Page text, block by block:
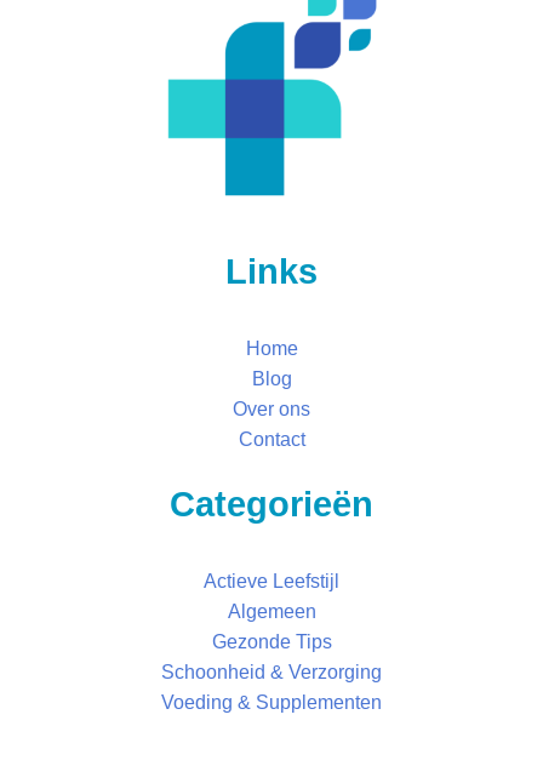
Links
Home
Blog
Over ons
Contact
Categorieën
Actieve Leefstijl
Algemeen
Gezonde Tips
Schoonheid & Verzorging
Voeding & Supplementen